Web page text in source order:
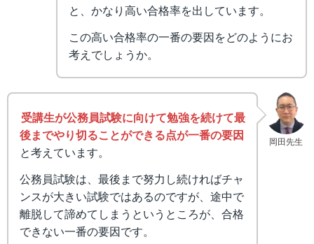
と、かなり高い合格率を出しています。
この高い合格率の一番の要因をどのようにお
考えでしょうか。
岡田先生
受講生が公務員試験に向けて勉強を続けて最
後までやり切ることができる点が一番の要因
と考えています。
公務員試験は、最後まで努力し続ければチャ
ンスが大きい試験ではあるのですが、途中で
離脱して諦めてしまうというところが、合格
できない一番の要因です。